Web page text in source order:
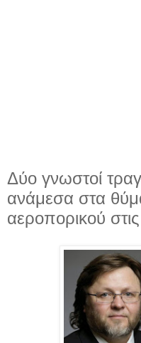
Δύο γνωστοί
ανάμεσα στα
αεροπορικού